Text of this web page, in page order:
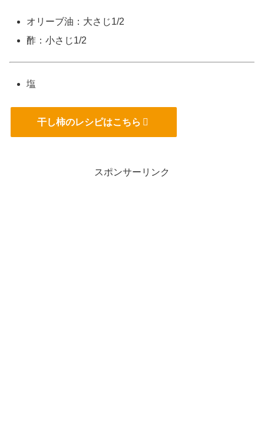
オリーブ油：大さじ1/2
酢：小さじ1/2
塩
干し柿のレシピはこちら
スポンサーリンク